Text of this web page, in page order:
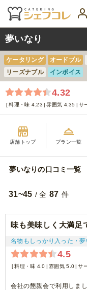
夢いなり
ケータリング オードブル
リーズナブル
インボイス
4.32
料理・味 4.23 雰囲気 4.35 サ
店舗トップ プラン一覧
夢いなりの口コミ一覧
31~45 / 全 87 件
味も美味しく大満足
名物もしっかり入った・
4.5
料理・味 4.0 雰囲気 5.0 サ
会社の懇親会で利用しまし